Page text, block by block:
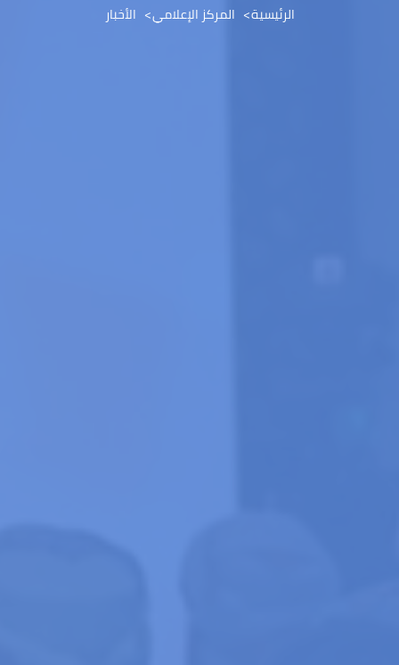
الرئيسية المركز الإعلامي الأخبار